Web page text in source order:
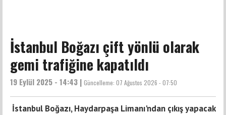
İstanbul Boğazı çift yönlü olarak
gemi trafiğine kapatıldı
19 Eylül 2025 - 14:43 | Güncelleme: 07 Ağustos 2026 - 07:50
İstanbul Boğazı, Haydarpaşa Limanı'ndan çıkış yapacak